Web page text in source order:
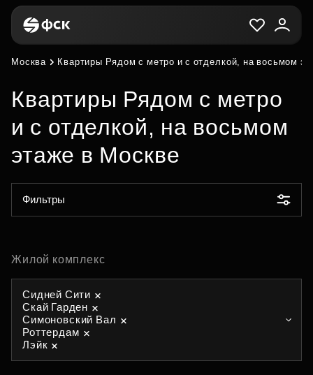
Москва Квартиры Рядом с метро и с отделкой, на восьмом
Квартиры Рядом с метро
и с отделкой, на восьмом
этаже в Москве
Фильтры
Жилой комплекс
Сидней Сити
Скай Гарден
Симоновский Вал
Роттердам
Лэйк